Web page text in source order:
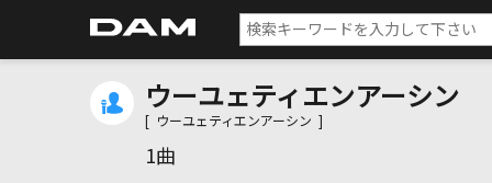
ウーユェティエンアーシン
[ ウーユェティエンアーシン ]
1曲